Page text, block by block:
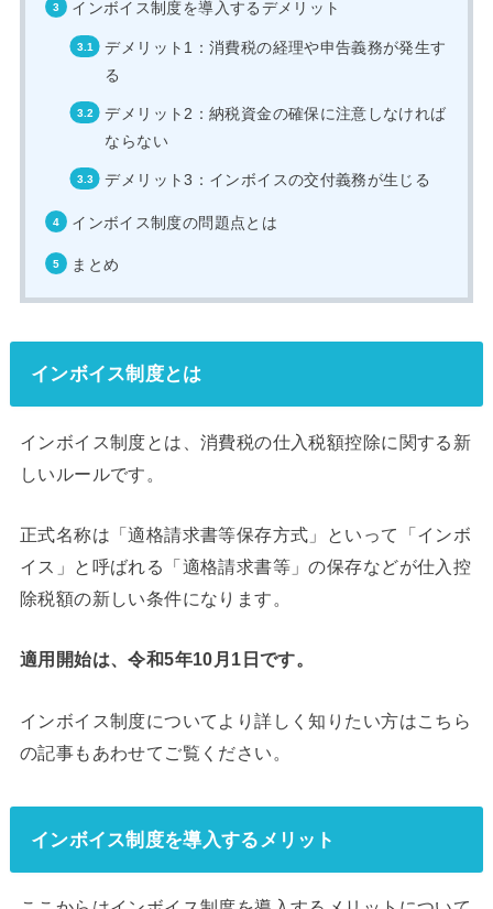
インボイス制度を導入するデメリット
デメリット1：消費税の経理や申告義務が発生す
る
デメリット2：納税資金の確保に注意しなければ
ならない
デメリット3：インボイスの交付義務が生じる
インボイス制度の問題点とは
まとめ
インボイス制度とは
インボイス制度とは、消費税の仕入税額控除に関する新
しいルールです。
正式名称は「適格請求書等保存方式」といって「インボ
イス」と呼ばれる「適格請求書等」の保存などが仕入控
除税額の新しい条件になります。
適用開始は、令和5年10月1日です。
インボイス制度についてより詳しく知りたい方はこちら
の記事もあわせてご覧ください。
インボイス制度を導入するメリット